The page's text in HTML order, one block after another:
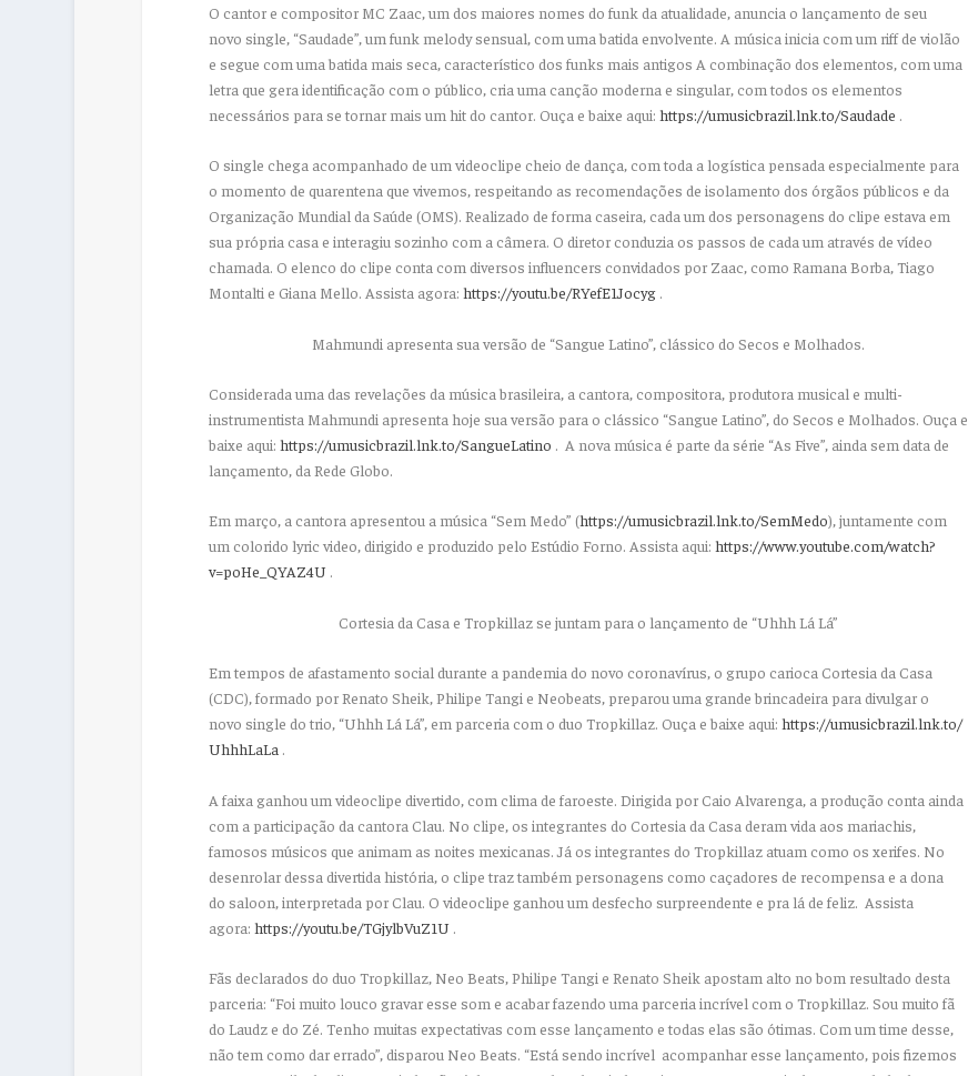
O cantor e compositor MC Zaac, um dos maiores nomes do funk da atualidade, anuncia o lançamento de seu
novo single, “Saudade”, um funk melodysensual, com uma batida envolvente. A música inicia com um riffde violão
e segue com uma batida mais seca, característico dos funks mais antigos A combinação dos elementos, com uma
letra que gera identificação com o público, cria uma canção moderna e singular, com todos os elementos
necessários para se tornar mais um hitdo cantor. Ouça e baixe aqui: https://umusicbrazil.lnk.to/Saudade .
O single chega acompanhado de um videoclipe cheio de dança, com toda a logística pensada especialmente para
o momento de quarentena que vivemos, respeitando as recomendações de isolamento dos órgãos públicos e da
Organização Mundial da Saúde (OMS). Realizado de forma caseira, cada um dos personagens do clipe estava em
sua própria casa e interagiu sozinho com a câmera. O diretor conduzia os passos de cada um através de vídeo
chamada. O elenco do clipe conta com diversos influencers convidados por Zaac, como Ramana Borba, Tiago
Montalti e Giana Mello. Assista agora: https://youtu.be/RYefE1Jocyg.
Mahmundi apresenta sua versão de “Sangue Latino”, clássico do Secos e Molhados.
Considerada uma das revelações da música brasileira, a cantora, compositora, produtora musical e multi-
instrumentista Mahmundi apresenta hoje sua versão para o clássico “Sangue Latino”, do Secos e Molhados. Ouça e
baixe aqui: https://umusicbrazil.lnk.to/SangueLatino . A nova música é parte da série “As Five”, ainda sem data de
lançamento, da Rede Globo.
Em março, a cantora apresentou a música “Sem Medo” (https://umusicbrazil.lnk.to/SemMedo), juntamente com
um colorido lyric video, dirigido e produzido pelo Estúdio Forno. Assista aqui: https://www.youtube.com/watch?
v=poHe_QYAZ4U .
Cortesia da Casa e Tropkillaz se juntam para o lançamento de “Uhhh Lá Lá”
Em tempos de afastamento social durante a pandemia do novo coronavírus, o grupo carioca Cortesia da Casa
(CDC), formado por Renato Sheik, Philipe Tangi e Neobeats, preparou uma grande brincadeira para divulgar o
novo single do trio, “Uhhh Lá Lá”, em parceria com o duo Tropkillaz. Ouça e baixe aqui: https://umusicbrazil.lnk.to/
UhhhLaLa .
A faixa ganhou um videoclipe divertido, com clima de faroeste. Dirigida porCaio Alvarenga , a produção conta ainda
com a participação da cantora Clau . No clipe, os integrantes do Cortesia da Casa deram vida aos mariachis
famosos músicos que animam as noites mexicanas. Já os integrantes do Tropkillaz atuam como os xerifes. No
desenrolar dessa divertida história, o clipe traz também personagens como caçadores de recompensa e a dona
do saloon , interpretada por Clau. O videoclipe ganhou um desfecho surpreendente e pra lá de feliz. Assista
agora: https://youtu.be/TGjylbVuZ1U
Fãs declarados do duo Tropkillaz, Neo Beats, Philipe Tangi e Renato Sheik apostam alto no bom resultado desta
parceria: “Foi muito louco gravar esse som e acabar fazendo uma parceria incrível com o Tropkillaz. Sou muito fã
do Laudz e do Zé. Tenho muitas expectativas com esse lançamento e todas elas são ótimas. Com um time desse,
não tem como dar errado”, disparou Neo Beats. “Está sendo incrível acompanhar esse lançamento, pois fizemos